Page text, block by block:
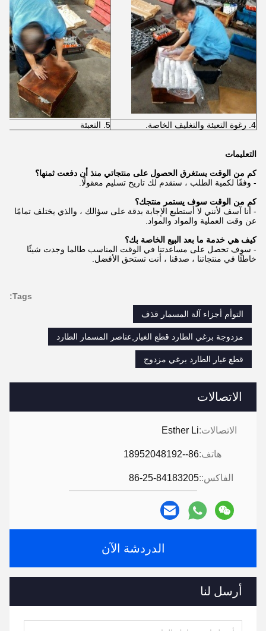
الاتصالات
الاتصالات:Esther Li
هاتف:86--18952048192
الفاكس::86-25-84183205
الدردشة الآن
أرسل لنا
4. رغوة التعبئة والتغليف الخاصة. 5. التعبئة
التعليمات
كم من الوقت يستغرق الحصول على منتجاتي منذ أن دفعت ثمنها؟
- وفقًا لكمية الطلب ، سنقدم لك تاريخ تسليم معقولًا.
كم من الوقت سوف يستمر منتجك؟
- أنا آسف لأنني لا أستطيع الإجابة بدقة على سؤالك ، والذي يختلف تمامًا
عن وقت العملية والمواد والمواد.
كيف هي خدمة ما بعد البيع الخاصة بك؟
- سوف تحصل على مساعدتنا في الوقت المناسب طالما وجدت شيئًا
خاطئًا في منتجاتنا ، صدقنا ، أنت تستحق الأفضل.
Tags:
التوأم أجزاء آلة المسمار قذف
مزدوجة برغي الطارد قطع الغيار,عناصر المسمار الطارد
قطع غيار الطارد برغي مزدوج